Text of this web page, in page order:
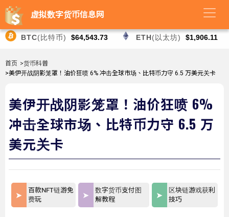
虚拟数字货币信息网
BTC(比特币) $64,543.73 ETH(以太坊) $1,906.11
首页 >货币科普
>美伊开战阴影笼罩！油价狂喷 6% 冲击全球市场、比特币力守 6.5 万美元关卡
美伊开战阴影笼罩！油价狂喷 6%
冲击全球市场、比特币力守 6.5 万
美元关卡
百款NFT链游免
费玩
数字货币支付图
解教程
区块链游戏获利
技巧